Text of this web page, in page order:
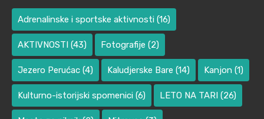
Adrenalinske i sportske aktivnosti (16)
AKTIVNOSTI (43) Fotografije (2)
Jezero Perućac (4) Kaludjerske Bare (14) Kanjon (1)
Kulturno-istorijski spomenici (6) LETO NA TARI (26)